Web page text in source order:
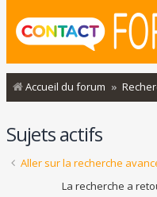
Accueil du forum
Sujets actifs
Aller sur la recherche
La recherche a